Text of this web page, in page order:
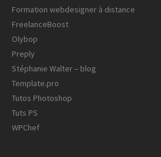
Formation webdesigner à distance
FreelanceBoost
Olybop
Preply
Stéphanie Walter – blog
Template.pro
Tutos Photoshop
Tuts PS
WPChef